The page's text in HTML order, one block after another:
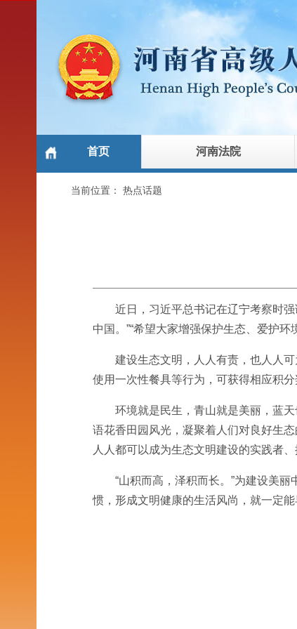
首页 河南法院
当前位置： 热点话题
近日，习近平总书记在辽宁考察时强
中国。”“希望大家增强保护生态、爱护
建设生态文明，人人有责，也人人
使用一次性餐具等行为，可获得相应积
环境就是民生，青山就是美丽，蓝
语花香田园风光，凝聚着人们对良好生
人人都可以成为生态文明建设的实践者
“山积而高，泽积而长。”为建设美
惯，形成文明健康的生活风尚，就一定